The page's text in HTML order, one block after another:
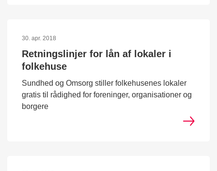
30. apr. 2018
Retningslinjer for lån af lokaler i
folkehuse
Sundhed og Omsorg stiller folkehusenes lokaler
gratis til rådighed for foreninger, organisationer og
borgere